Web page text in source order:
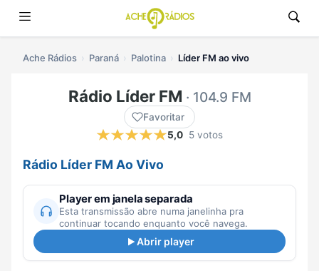
Ache Rádios Paraná Palotina Líder FM ao vivo
Rádio Líder FM · 104.9 FM
Favoritar
5,0 5 votos
Rádio Líder FM Ao Vivo
Player em janela separada
Esta transmissão abre numa janelinha pra
continuar tocando enquanto você navega.
Abrir player